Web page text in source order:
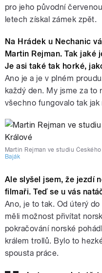
pro jeho původní
letech získal zámek zpět.
Na Hrádek u Nechanic
Martin Rejman. Tak jaké
Je asi také tak horké,
Ano je a je v plném
každý den. My jsme za to
všechno fungovalo tak jak
Martin Rejman ve studiu
Baják
Ale slyšel jsem, že jezdí
filmaři. Teď se u vás
Ano, je to tak. Od úterý
měli možnost přivítat
pokračování norské
králem trollů. Bylo to
spousta práce.